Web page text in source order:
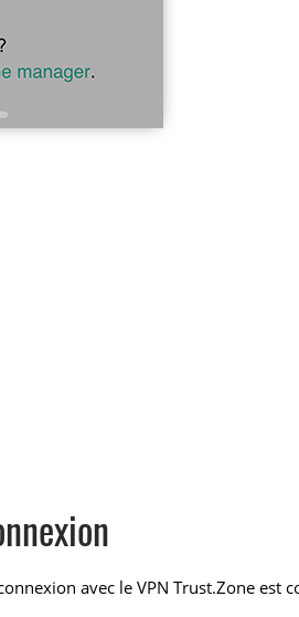
avec le VPN Trust.Zone est